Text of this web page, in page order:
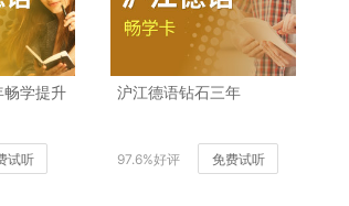
畅学提升
试听
沪江德语钻石三年
97.6%好评 免费试听